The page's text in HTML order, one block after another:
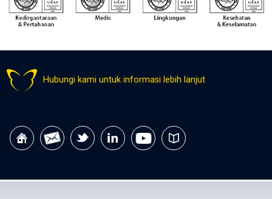
Hubungi kami untuk informasi lebih lanjut